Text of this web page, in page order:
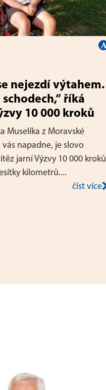
nejezdí výtahem.
říká
10 000 kroků
Muselíka z Moravské
napadne, je slovo
jarní Výzvy 10 000 kroků
kilometrů....
číst více